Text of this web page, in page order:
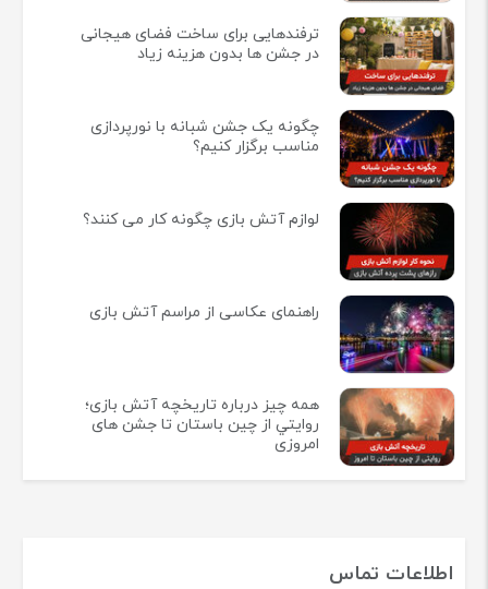
ترفندهایی برای ساخت فضای هیجانی
در جشن ها بدون هزینه زیاد
چگونه یک جشن شبانه با نورپردازی
مناسب برگزار کنیم؟
لوازم آتش بازی چگونه کار می کنند؟
راهنمای عکاسی از مراسم آتش بازی
همه چيز درباره تاريخچه آتش بازی؛
روايتي از چين باستان تا جشن های
امروزی
اطلاعات تماس